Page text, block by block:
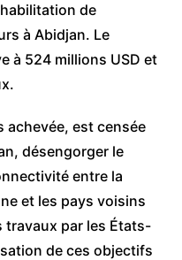
de
à Abidjan. Le
à 524 millions USD et
achevée, est censée
désengorger le
entre la
et les pays voisins
travaux par les États-
de ces objectifs